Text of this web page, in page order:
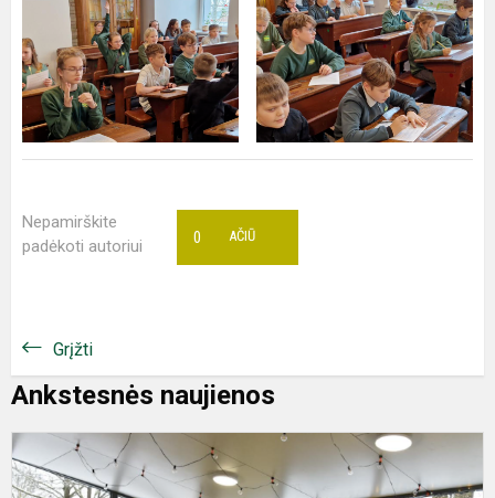
Nepamirškite
padėkoti autoriui
AČIŪ
0
Grįžti
Ankstesnės naujienos